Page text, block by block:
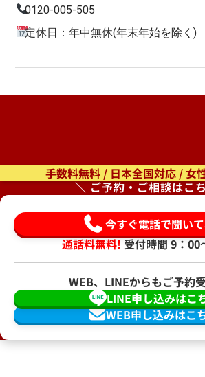
0120-005-505
定休日：年中無休(年末年始を除く)
手数料無料 / 日本全国対応 / 女
＼ ご予約・ご相談はこ
今すぐ電話で聞い
通話料無料!受付時間 9：00
WEB、LINEからもご予約
WEB申し込みはこ
LINE申し込みはこ